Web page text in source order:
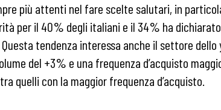
più attenti nel fare scelte salutari, in
per il 40% degli italiani e il 34% ha
tendenza interessa anche il settore dello
del +3% e una frequenza d’acquisto
quelli con la maggior frequenza d’acquisto.